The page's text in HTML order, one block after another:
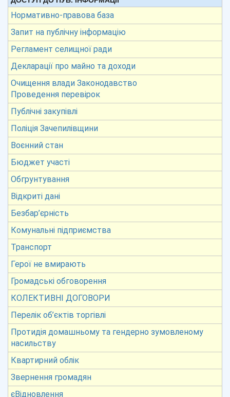
Нормативно-правова база
Запит на публічну інформацію
Регламент селищної ради
Декларації про майно та доходи
Очищення влади Законодавство
Проведення перевірок
Публічні закупівлі
Поліція Зачепилівщини
Воєнний стан
Бюджет участі
Обгрунтування
Відкриті дані
Безбар’єрність
Комунальні підприємства
Транспорт
Герої не вмирають
Громадські обговорення
КОЛЕКТИВНІ ДОГОВОРИ
Перелік об’єктів торгівлі
Протидія домашньому та гендерно зумовленому
насильству
Квартирний облік
Звернення громадян
єВідновлення